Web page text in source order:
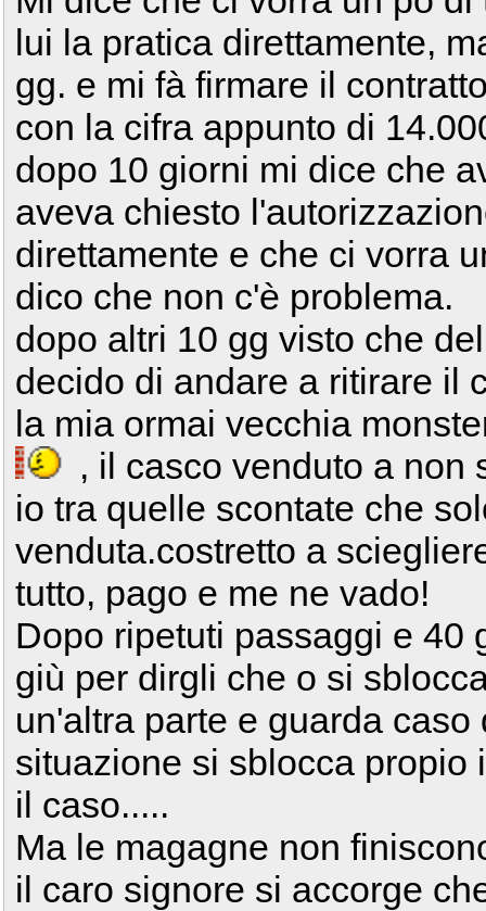
lui la pratica direttamente,
gg. e mi fà firmare il
con la cifra appunto di
dopo 10 giorni mi dice che
aveva chiesto
direttamente e che ci vorra
dico che non c'è problema.
dopo altri 10 gg visto che
decido di andare a ritirare il
la mia ormai vecchia
, il casco venduto a non
io tra quelle scontate che
venduta.costretto a
tutto, pago e me ne vado!
Dopo ripetuti passaggi e 40
giù per dirgli che o si
un'altra parte e guarda
situazione si sblocca propio
il caso.....
Ma le magagne non
il caro signore si accorge